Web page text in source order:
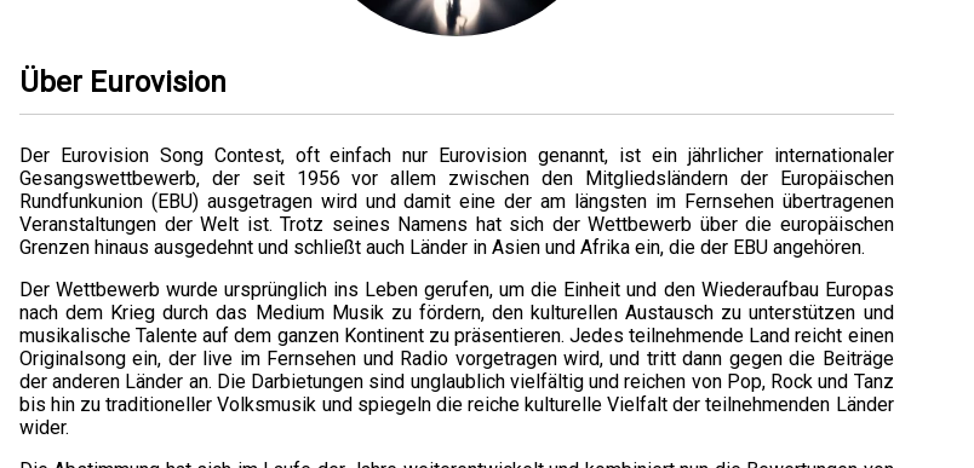
Über Eurovision
Der Eurovision Song Contest, oft einfach nur Eurovision genannt, ist ein jährlicher internationaler
Gesangswettbewerb, der seit 1956 vor allem zwischen den Mitgliedsländern der Europäischen
Rundfunkunion (EBU) ausgetragen wird und damit eine der am längsten im Fernsehen übertragenen
Veranstaltungen der Welt ist. Trotz seines Namens hat sich der Wettbewerb über die europäischen
Grenzen hinaus ausgedehnt und schließt auch Länder in Asien und Afrika ein, die der EBU angehören.
Der Wettbewerb wurde ursprünglich ins Leben gerufen, um die Einheit und den Wiederaufbau Europas
nach dem Krieg durch das Medium Musik zu fördern, den kulturellen Austausch zu unterstützen und
musikalische Talente auf dem ganzen Kontinent zu präsentieren. Jedes teilnehmende Land reicht einen
Originalsong ein, der live im Fernsehen und Radio vorgetragen wird, und tritt dann gegen die Beiträge
der anderen Länder an. Die Darbietungen sind unglaublich vielfältig und reichen von Pop, Rock und Tanz
bis hin zu traditioneller Volksmusik und spiegeln die reiche kulturelle Vielfalt der teilnehmenden Länder
wider.